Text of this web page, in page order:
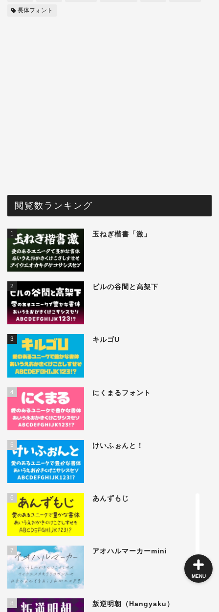
長体フォント
閲覧数ランキング
1 玉ねぎ楷書「激」
2 ビルの谷間と高架下
3 キルゴU
4 にくまるフォント
5 けいふぉんと！
6 あんずもじ
7 アオハルマーカーmini
8 叛逆明朝（Hangyaku）
MENU